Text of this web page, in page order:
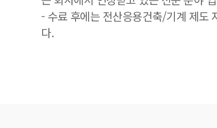
- 수료 후에는 전산응용건축/기계 제도
다.